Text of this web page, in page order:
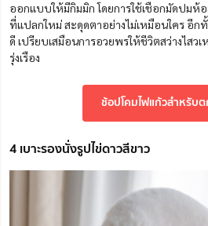
ออกแบบให้มีกิมมิก โดยการใช้เชือกมัดปมห้อ
ที่แปลกใหม่ สะดุดตาอย่างไม่เหมือนใคร อีก
ดี เปรียบเสมือนการอวยพรให้ชีวิตสว่างไสว
รุ่งเรือง
ช้อปโคมไฟแก้วสำหรับ
4 เบาะรองนั่งรูปไข่ดาวสีขาว